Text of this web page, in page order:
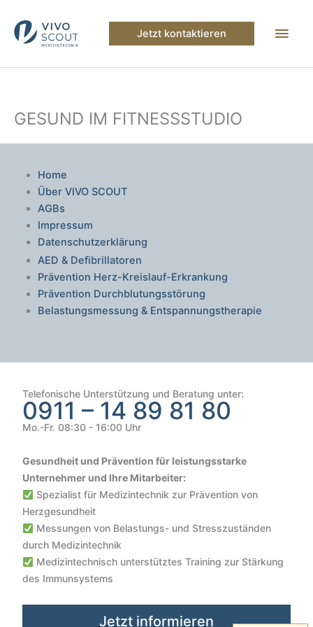
Inhalt
springen
Jetzt kontaktieren
GESUND IM FITNESSSTUDIO
Home
Über VIVO SCOUT
AGBs
Impressum
Datenschutzerklärung
AED & Defibrillatoren
Prävention Herz-Kreislauf-Erkrankung
Prävention Durchblutungsstörung
Belastungsmessung & Entspannungstherapie
Telefonische Unterstützung und Beratung unter:
0911 – 14 89 81 80
Mo.-Fr. 08:30 - 16:00 Uhr
Gesundheit und Prävention für leistungsstarke
Unternehmer und Ihre Mitarbeiter:
Spezialist für Medizintechnik zur Prävention von
Herzgesundheit
Messungen von Belastungs- und Stresszuständen
durch Medizintechnik
Medizintechnisch unterstütztes Training zur Stärkung
des Immunsystems
Jetzt informieren
VIVO SCOUT GmbH | Gesundheit & Sicherheit im Unterne...